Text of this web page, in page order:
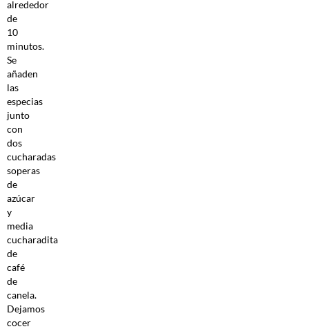
alrededor
de
10
minutos.
Se
añaden
las
especias
junto
con
dos
cucharadas
soperas
de
azúcar
y
media
cucharadita
de
café
de
canela.
Dejamos
cocer